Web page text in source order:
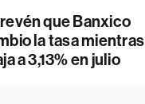
que Banxico
la tasa mientras
a 3,13% en julio